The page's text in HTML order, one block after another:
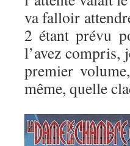
va falloir
2 étant prévu
l’avez compris,
premier
même, quelle